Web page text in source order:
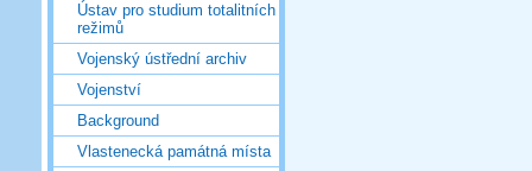
Ústav pro studium totalitních
režimů
Vojenský ústřední archiv
Vojenství
Background
Vlastenecká památná místa